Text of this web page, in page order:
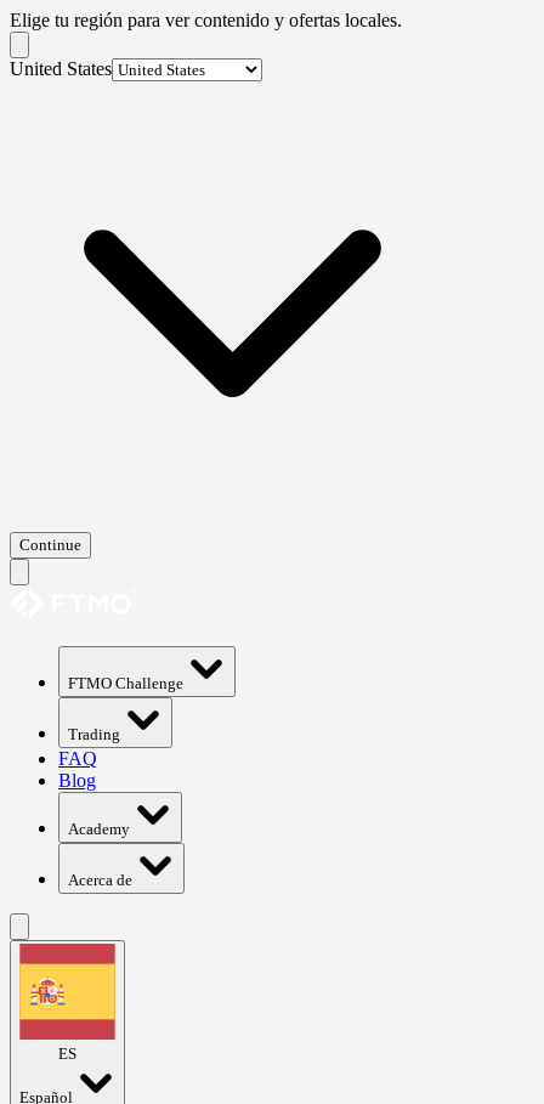
Elige tu región para ver contenido y ofertas locales.
United States
Continue
FTMO Challenge
Trading
FAQ
Blog
Academy
Acerca de
ES
Español